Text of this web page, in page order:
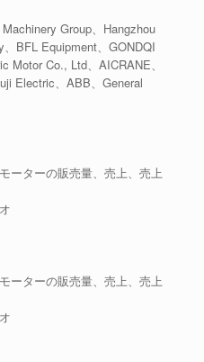
Group、Hangzhou
BFL Equipment、GONDQI
Motor Co., Ltd、AICRANE、
Electric、ABB、General
ーターの販売量、売上、売上
ーターの販売量、売上、売上